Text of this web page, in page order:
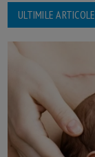
ULTIMILE ARTICOLE